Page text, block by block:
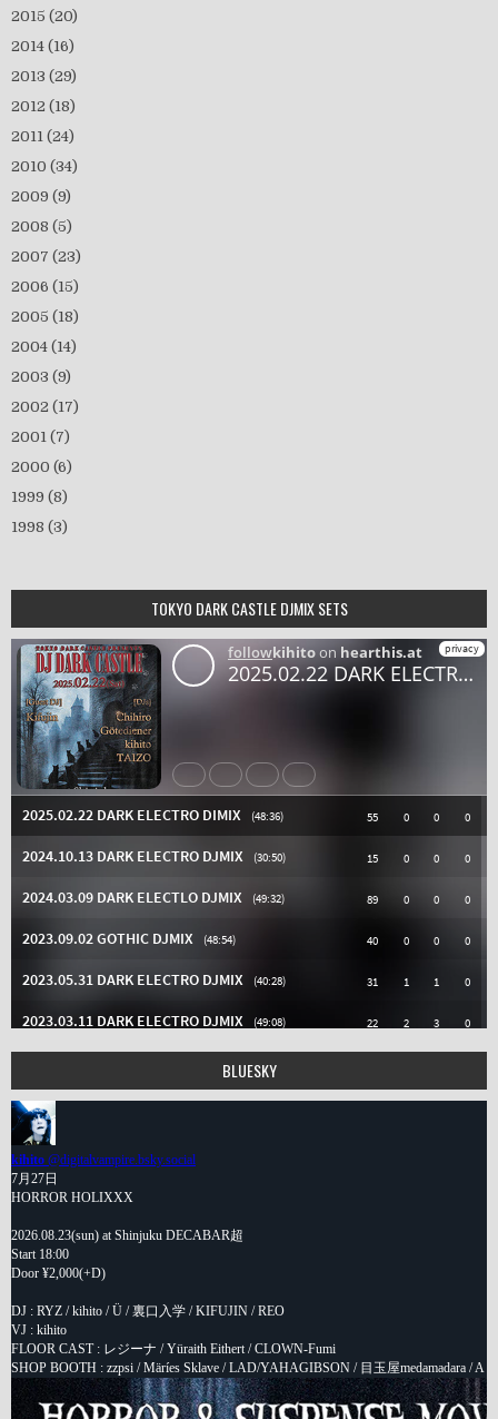
2015 (20)
2014 (16)
2013 (29)
2012 (18)
2011 (24)
2010 (34)
2009 (9)
2008 (5)
2007 (23)
2006 (15)
2005 (18)
2004 (14)
2003 (9)
2002 (17)
2001 (7)
2000 (6)
1999 (8)
1998 (3)
TOKYO DARK CASTLE DJMIX SETS
BLUESKY